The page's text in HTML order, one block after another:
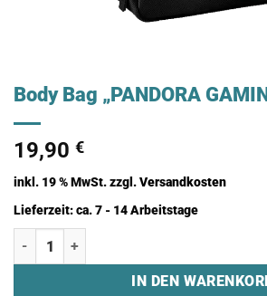
Body Bag „PANDORA
19,90 €
inkl. 19 % MwSt.zzgl.Versandkosten
Lieferzeit:ca. 7 - 14 Arbeitstage
Body Bag "PANDORA GAMING" Menge
IN DEN